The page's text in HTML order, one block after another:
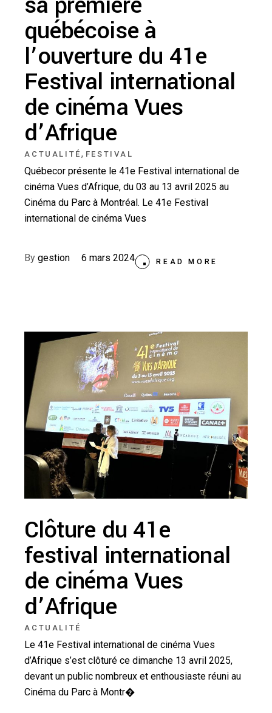
québécoise à
l’ouverture du 41e
Festival international
de cinéma Vues
d’Afrique
ACTUALITÉ , FESTIVAL
Québecor présente le 41e Festival international de
cinéma Vues d’Afrique, du 03 au 13 avril 2025 au
Cinéma du Parc à Montréal. Le 41e Festival
international de cinéma Vues
READ MORE
By gestion 6 mars 2024
Clôture du 41e
festival international
de cinéma Vues
d’Afrique
ACTUALITÉ
Le 41e Festival international de cinéma Vues
d’Afrique s’est clôturé ce dimanche 13 avril 2025,
devant un public nombreux et enthousiaste réuni au
Cinéma du Parc à Montr�